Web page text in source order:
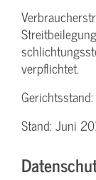
verpflichtet.
Stand: Juni